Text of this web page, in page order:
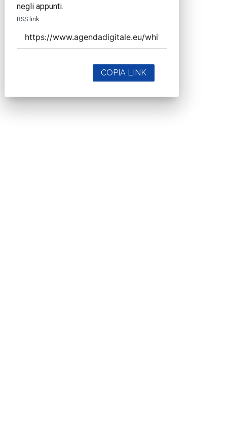
negli appunti.
RSS link
COPIA LINK